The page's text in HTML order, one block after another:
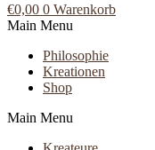
€0,00 0 Warenkorb
Main Menu
Philosophie
Kreationen
Shop
Main Menu